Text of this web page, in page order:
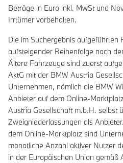
Beträge in Euro inkl. MwSt und
Irrtümer vorbehalten.
Die im Suchergebnis aufgeführten
aufsteigender Reihenfolge nach
Ältere Fahrzeuge sind zuerst
AktG mit der BMW Austria
Unternehmen, nämlich die BMW
Anbieter auf dem Online-
Austria Gesellschaft m.b.H. selbst
Zweigniederlassungen als
dem Online-Marktplatz sind
monatliche Anzahl aktiver Nutzer
in der Europäischen Union gemäß